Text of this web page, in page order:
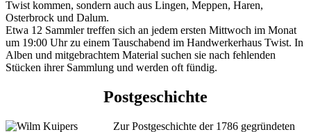
Twist kommen, sondern auch aus Lingen, Meppen, Haren,
Osterbrock und Dalum.
Etwa 12 Sammler treffen sich an jedem ersten Mittwoch im Monat
um 19:00 Uhr zu einem Tauschabend im Handwerkerhaus Twist. In
Alben und mitgebrachtem Material suchen sie nach fehlenden
Stücken ihrer Sammlung und werden oft fündig.
Postgeschichte
Zur Postgeschichte der 1786 gegründeten